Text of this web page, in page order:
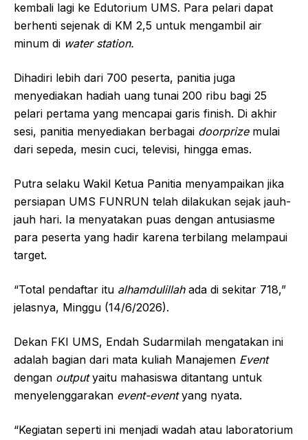
kembali lagi ke Edutorium UMS. Para pelari dapat
berhenti sejenak di KM 2,5 untuk mengambil air
minum di water station.
Dihadiri lebih dari 700 peserta, panitia juga
menyediakan hadiah uang tunai 200 ribu bagi 25
pelari pertama yang mencapai garis finish. Di akhir
sesi, panitia menyediakan berbagai doorprizemulai
dari sepeda, mesin cuci, televisi, hingga emas.
Putra selaku Wakil Ketua Panitia menyampaikan jika
persiapan UMS FUNRUN telah dilakukan sejak jauh-
jauh hari. Ia menyatakan puas dengan antusiasme
para peserta yang hadir karena terbilang melampaui
target.
“Total pendaftar itu alhamdulillahada di sekitar 718,”
jelasnya, Minggu (14/6/2026).
Dekan FKI UMS, Endah Sudarmilah mengatakan ini
adalah bagian dari mata kuliah Manajemen Event
dengan outputyaitu mahasiswa ditantang untuk
menyelenggarakan event-eventyang nyata.
“Kegiatan seperti ini menjadi wadah atau laboratorium